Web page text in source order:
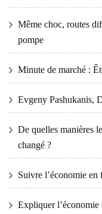
Même choc, routes
pompe
Minute de marché :
Evgeny Pashukanis,
De quelles manières
changé ?
Suivre l’économie en
Expliquer